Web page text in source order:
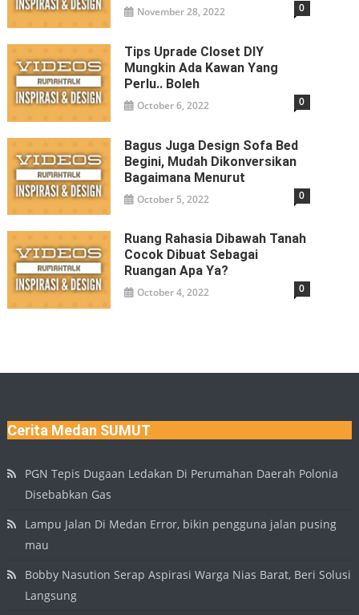
November 28, 2022 0
Tips Uprade Closet DIY
Mungkin Ada Kawan Yang
Perlu.. Boleh
October 6, 2022 0
Bagus Juga Design Sofa Bed
Begini, Mudah Dikonversikan
Bagaimana Menurut
October 5, 2022 0
Ruang Rahasia Dibawah Tanah
Cocok Dibuat Sebagai
Ruangan Apa Ya?
October 4, 2022 0
Cerita Medan SUMUT
PGN Tepis Dugaan Ledakan Di Perumahan Daerah Polonia
Disebabkan Gas
Lampu Jalan Di Medan Error, bikin pengguna jalan pusing
mau
Bobby Nasution Serap Aspirasi Warga Nias Barat, Beri Solusi
Langsung